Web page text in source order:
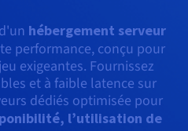
hébergement serveur
performance, conçu pour
exigeantes. Fournissez
et à faible latence sur
dédiés optimisée pour
l’utilisation de